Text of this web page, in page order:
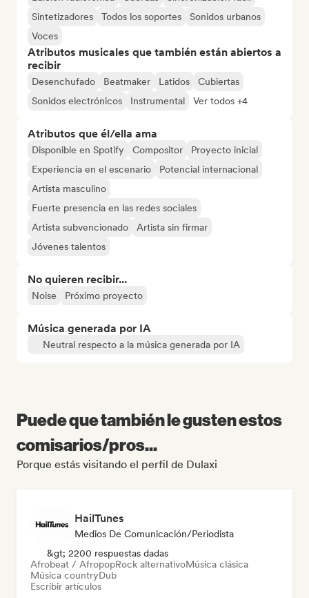
Sintetizadores
Todos los soportes
Sonidos urbanos
Voces
Atributos musicales que también están abiertos a
recibir
Desenchufado Beatmaker Latidos
Cubiertas
Sonidos electrónicos
Instrumental Ver todos +4
Atributos que él/ella ama
Disponible en Spotify Compositor
Proyecto inicial
Experiencia en el escenario
Potencial internacional
Artista masculino
Fuerte presencia en las redes sociales
Artista subvencionado
Artista sin firmar
Jóvenes talentos
No quieren recibir...
Noise Próximo proyecto
Música generada por IA
Neutral respecto a la música generada por IA
Puede que también le gusten estos
comisarios/pros...
Porque estás visitando el perfil de Dulaxi
HailTunes
Medios De Comunicación/Periodista
&gt; 2200 respuestas dadas
Afrobeat / AfropopRock alternativoMúsica clásica
Música countryDub
Escribir artículos